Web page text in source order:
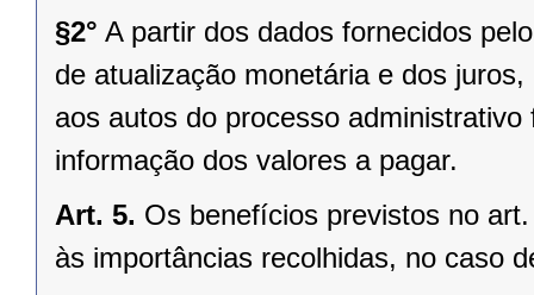
§2° A partir dos dados fornecidos
de atualização monetária e dos
aos autos do processo
informação dos valores a pagar.
Art. 5. Os benefícios previstos no
às importâncias recolhidas, no caso